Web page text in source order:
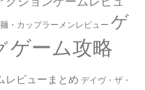
・カップラーメンレビュー ゲ
ゲーム攻略
レビューまとめ デイヴ・ザ・